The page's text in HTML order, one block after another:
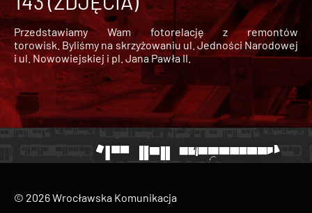
Przedstawiamy Wam fotorelację z remontów
torowisk. Byliśmy na skrzyżowaniu ul. Jedności Narodowej
i ul. Nowowiejskiej i pl. Jana Pawła II.
© 2026 Wrocławska Komunikacja